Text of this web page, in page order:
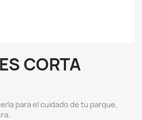
CORTA
para el cuidado de tu parque,